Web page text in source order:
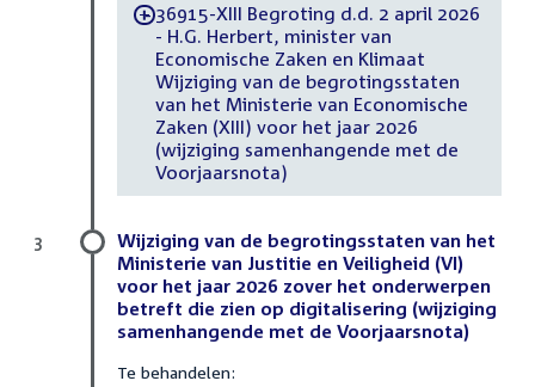
-36915-XIII Begroting d.d. 2 april 2026
- H.G. Herbert, minister van
Economische Zaken en Klimaat
Wijziging van de begrotingsstaten
van het Ministerie van Economische
Zaken (XIII) voor het jaar 2026
(wijziging samenhangende met de
Voorjaarsnota)
Wijziging van de begrotingsstaten van het
Ministerie van Justitie en Veiligheid (VI)
voor het jaar 2026 zover het onderwerpen
betreft die zien op digitalisering (wijziging
samenhangende met de Voorjaarsnota)
Te behandelen:
3